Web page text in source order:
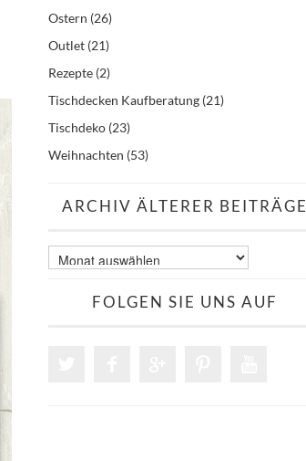
Ostern (26)
Outlet (21)
Rezepte (2)
Tischdecken Kaufberatung (21)
Tischdeko (23)
Weihnachten (53)
ARCHIV ÄLTERER BEITRÄGE
Archiv
älterer
FOLGEN SIE UNS AUF